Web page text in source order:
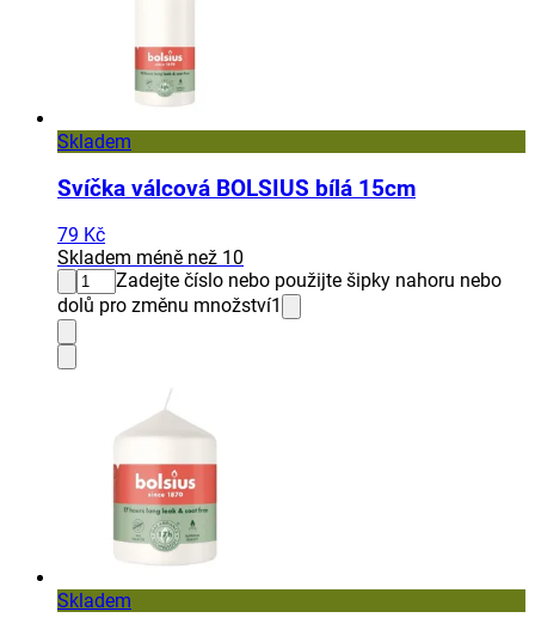
Skladem
Svíčka válcová BOLSIUS bílá 15cm
79 Kč
Skladem méně než 10
Zadejte číslo nebo použijte šipky nahoru nebo
dolů pro změnu množství1
Skladem